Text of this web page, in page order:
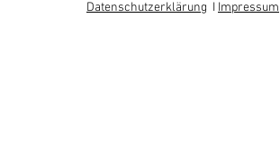
Datenschutzerklärung IImpressum